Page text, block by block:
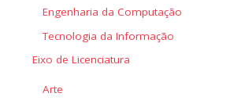
Engenharia da Computação
Tecnologia da Informação
Eixo de Licenciatura
Arte